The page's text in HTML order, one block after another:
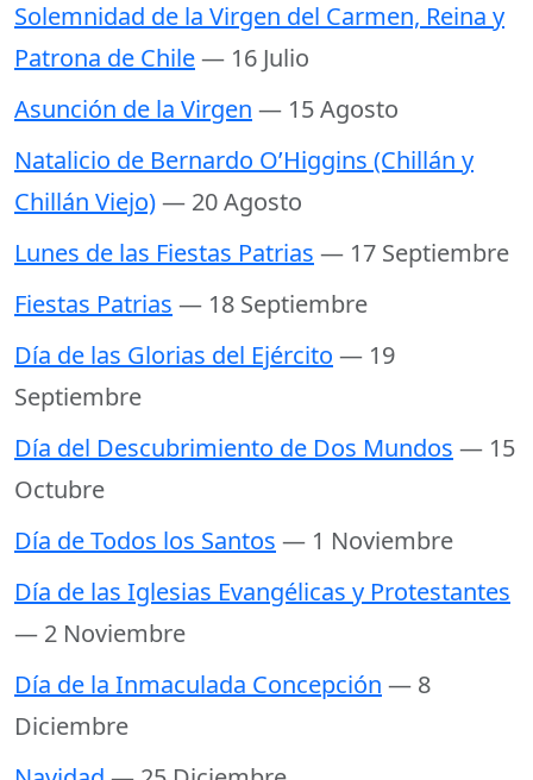
Solemnidad de la Virgen del Carmen, Reina y
Patrona de Chile— 16 Julio
Asunción de la Virgen — 15 Agosto
Natalicio de Bernardo O’Higgins (Chillán y
Chillán Viejo)— 20 Agosto
Lunes de las Fiestas Patrias — 17 Septiembre
Fiestas Patrias — 18 Septiembre
Día de las Glorias del Ejército — 19
Septiembre
Día del Descubrimiento de Dos Mundos — 15
Octubre
Día de Todos los Santos — 1 Noviembre
Día de las Iglesias Evangélicas y Protestantes
— 2 Noviembre
Día de la Inmaculada Concepción — 8
Diciembre